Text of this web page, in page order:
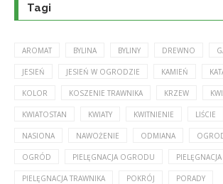
Tagi
AROMAT BYLINA BYLINY DREWNO
JESIEŃ JESIEŃ W OGRODZIE KAMIEŃ
KOLOR KOSZENIE TRAWNIKA KRZEW
KWIATOSTAN KWIATY KWITNIENIE LIŚCIE
NASIONA NAWOŻENIE ODMIANA
OGRÓD PIELĘGNACJA OGRODU
PIELĘGNACJA TRAWNIKA POKRÓJ PORADY